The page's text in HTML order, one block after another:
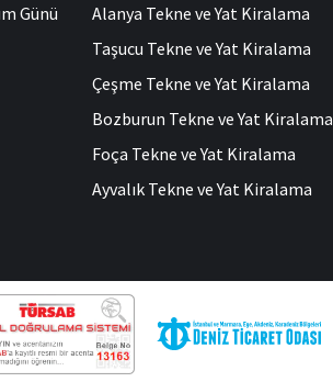
Günü
Alanya Tekne ve Yat Kiralama
Taşucu Tekne ve Yat Kiralama
Çeşme Tekne ve Yat Kiralama
Bozburun Tekne ve Yat Kiralama
Foça Tekne ve Yat Kiralama
Ayvalık Tekne ve Yat Kiralama